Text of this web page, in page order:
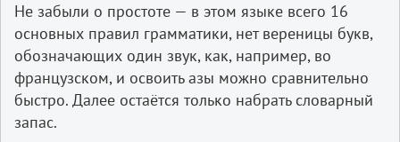
Не забыли о простоте — в этом языке всего 16
основных правил грамматики, нет вереницы букв,
обозначающих один звук, как, например, во
французском, и освоить азы можно сравнительно
быстро. Далее остаётся только набрать словарный
запас.